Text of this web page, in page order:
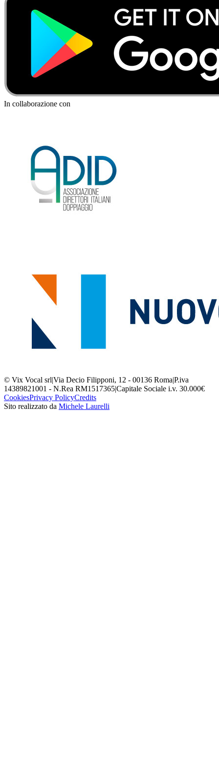
In collaborazione con
© Vix Vocal srl|Via Decio Filipponi, 12 - 00136 Roma|P.iva
14389821001 - N.Rea RM1517365|Capitale Sociale i.v. 30.000€
CookiesPrivacy PolicyCredits
Sito realizzato da Michele Laurelli